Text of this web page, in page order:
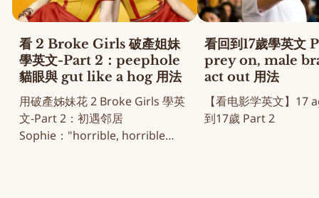
看 2 Broke Girls 破產姐妹
學英文-Part 2：peephole
貓眼與 gut like a hog 用法
用破產姊妹花 2 Broke Girls 學英
文-Part 2：初遇邻居
Sophie："horrible, horrible
看回到17歲學英文
prey on, male
act out 用法
【看电影学英文】17
到17歲 Part 2